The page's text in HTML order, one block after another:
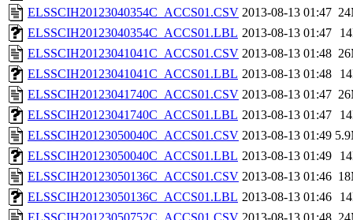
ELSSCIH20123040354C_ACCS01.CSV 2013-08-13 01:47
ELSSCIH20123040354C_ACCS01.LBL 2013-08-13 01:47
ELSSCIH20123041041C_ACCS01.CSV 2013-08-13 01:48
ELSSCIH20123041041C_ACCS01.LBL 2013-08-13 01:48
ELSSCIH20123041740C_ACCS01.CSV 2013-08-13 01:47
ELSSCIH20123041740C_ACCS01.LBL 2013-08-13 01:47
ELSSCIH20123050040C_ACCS01.CSV 2013-08-13 01:49
ELSSCIH20123050040C_ACCS01.LBL 2013-08-13 01:49
ELSSCIH20123050136C_ACCS01.CSV 2013-08-13 01:46
ELSSCIH20123050136C_ACCS01.LBL 2013-08-13 01:46